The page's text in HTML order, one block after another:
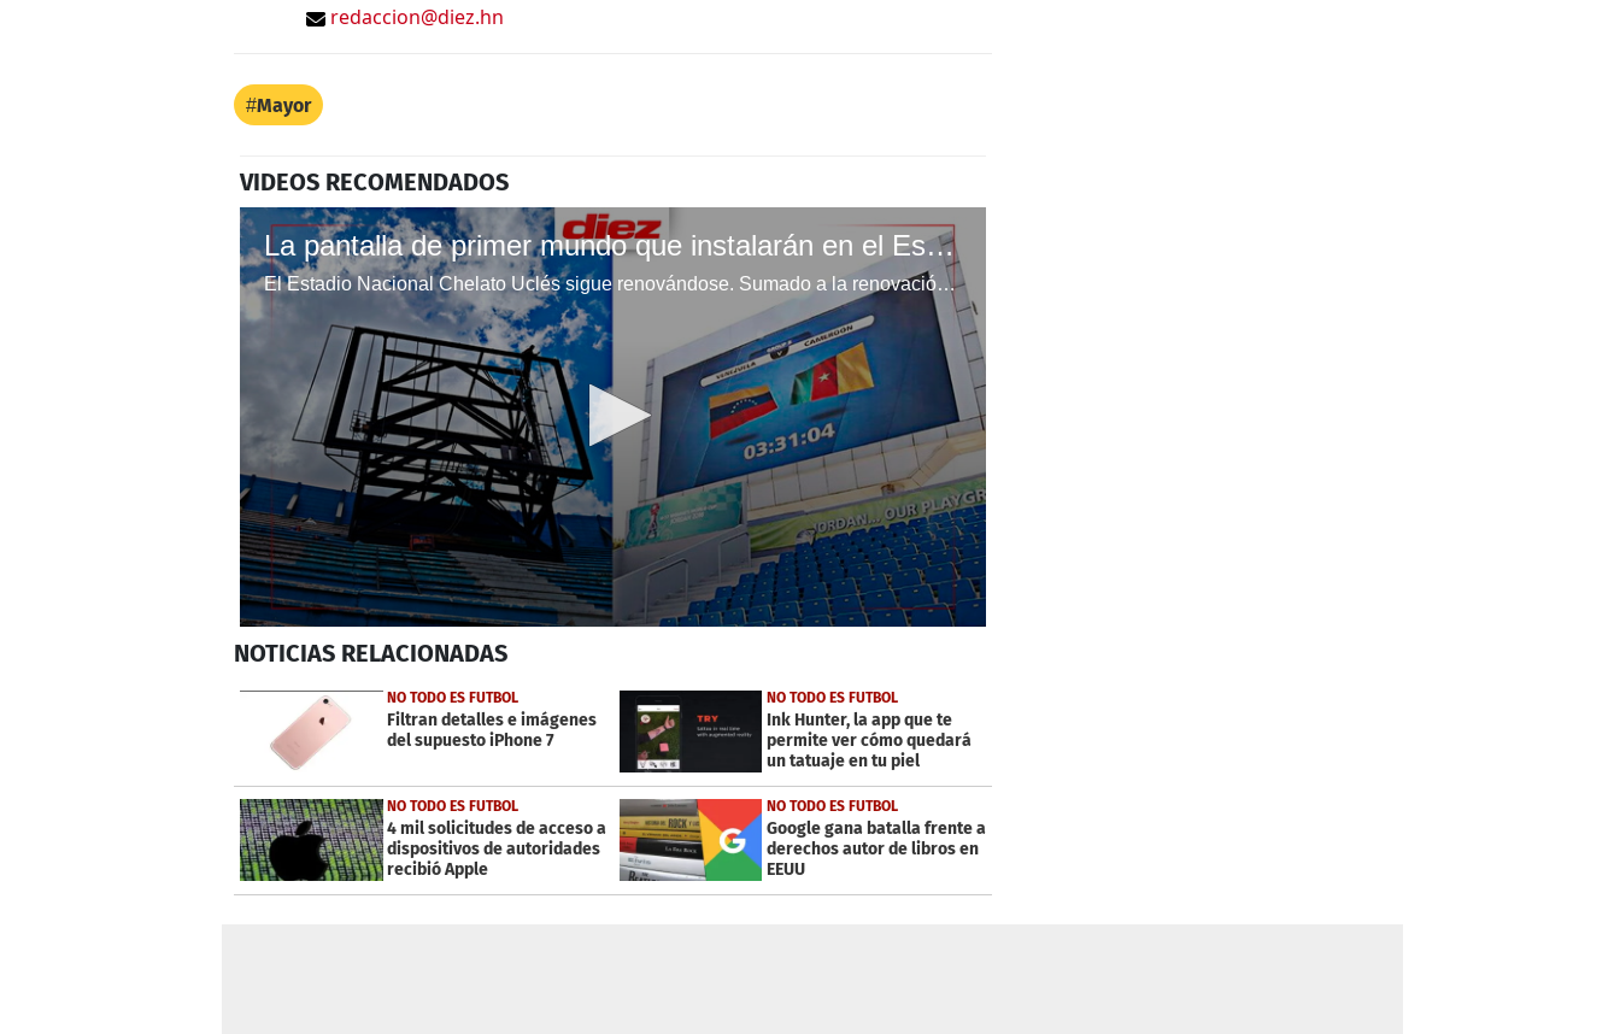
redaccion@diez.hn
Mayor
VIDEOS RECOMENDADOS
La pantalla de primer mundo que instalarán en el Estadio Chelato Uclés
El Estadio Nacional Chelato Uclés sigue renovándose. Sumado a la renovación del engramillado, instalación de techo y butacas, ahora se instalará una pantalla gigante en el inmueble. Claudia Torres nos brinda todos los detalles.
seconds
3
minutes,
seconds
Volume
NOTICIAS RELACIONADAS
NO TODO ES FUTBOL
Filtran detalles e imágenes
del supuesto iPhone 7
NO TODO ES FUTBOL
Ink Hunter, la app que te
permite ver cómo quedará
un tatuaje en tu piel
NO TODO ES FUTBOL
4 mil solicitudes de acceso a
dispositivos de autoridades
recibió Apple
NO TODO ES FUTBOL
Google gana batalla frente a
derechos autor de libros en
EEUU